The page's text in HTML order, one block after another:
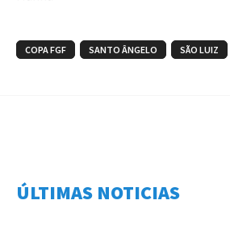
COPA FGF SANTO ÂNGELO SÃO LUIZ
ÚLTIMAS NOTICIAS